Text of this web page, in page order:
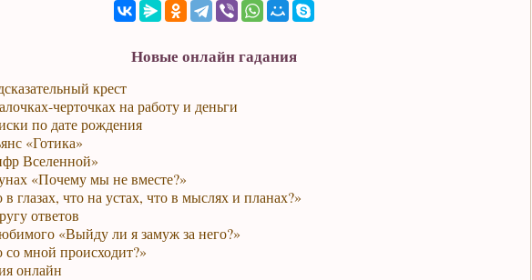
Новые онлайн гадания
крест
черточках на работу и деньги
по дате рождения
«Готика»
Вселенной»
«Почему мы не вместе?»
глазах, что на устах, что в мыслях и планах?»
ответов
«Выйду ли я замуж за него?»
со мной происходит?»
онлайн